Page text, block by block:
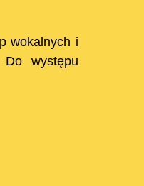
wokalnych i
występu